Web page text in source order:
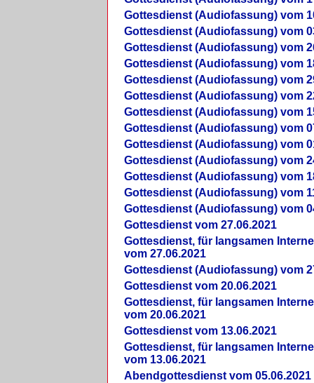
Gottesdienst (Audiofassung) vom
Gottesdienst (Audiofassung) vom
Gottesdienst (Audiofassung) vom
Gottesdienst (Audiofassung) vom
Gottesdienst (Audiofassung) vom
Gottesdienst (Audiofassung) vom
Gottesdienst (Audiofassung) vom
Gottesdienst (Audiofassung) vom
Gottesdienst (Audiofassung) vom
Gottesdienst (Audiofassung) vom
Gottesdienst (Audiofassung) vom
Gottesdienst (Audiofassung) vom
Gottesdienst (Audiofassung) vom
Gottesdienst vom 27.06.2021
Gottesdienst, für langsamen
vom 27.06.2021
Gottesdienst (Audiofassung) vom
Gottesdienst vom 20.06.2021
Gottesdienst, für langsamen
vom 20.06.2021
Gottesdienst vom 13.06.2021
Gottesdienst, für langsamen
vom 13.06.2021
Abendgottesdienst vom 05.06.2021